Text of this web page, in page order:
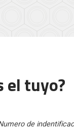
el tuyo?
de